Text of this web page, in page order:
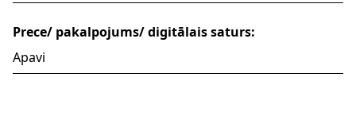
Prece/ pakalpojums/ digitālais saturs:
Apavi